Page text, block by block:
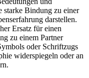
starke Bindung zu einer
darstellen.
Ersatz für einen
zu einem Partner
oder Schriftzugs
widerspiegeln oder an